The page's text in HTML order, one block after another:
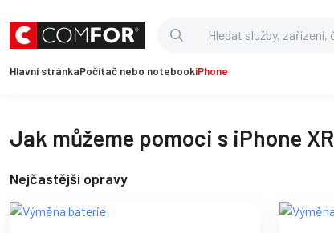
Hlavní stránkaPočítač nebo notebookiPhone
Jak můžeme pomoci s iPhone XR
Nejčastější opravy